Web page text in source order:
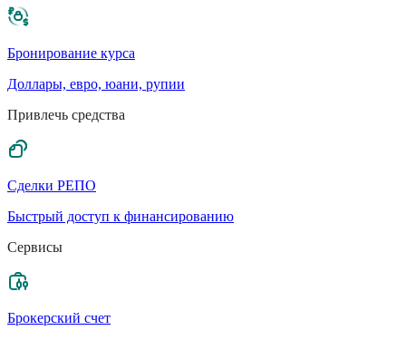
Бронирование курса
Доллары, евро, юани, рупии
Привлечь средства
Сделки РЕПО
Быстрый доступ к финансированию
Сервисы
Брокерский счет